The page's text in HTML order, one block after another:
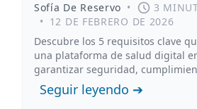
Sofía De Reservo •
3
• 12 DE FEBRERO DE 2026
Descubre los 5 requisitos clave
una plataforma de salud digital
garantizar seguridad,
protección de datos clínicos.
Seguir leyendo ➔